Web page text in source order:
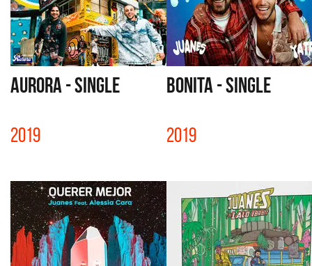
AURORA - SINGLE
2019
BONITA - SINGLE
2019